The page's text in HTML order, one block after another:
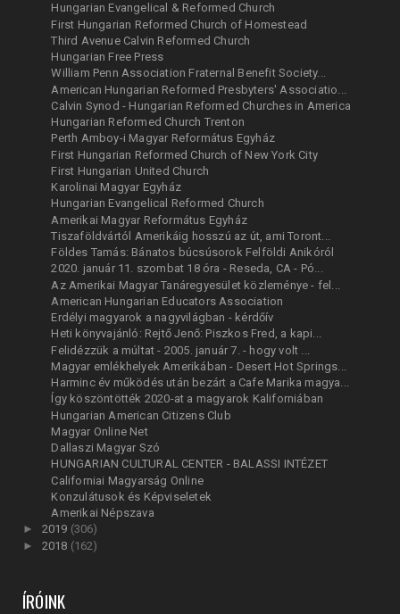
Hungarian Evangelical & Reformed Church
First Hungarian Reformed Church of Homestead
Third Avenue Calvin Reformed Church
Hungarian Free Press
William Penn Association Fraternal Benefit Society...
American Hungarian Reformed Presbyters' Associatio...
Calvin Synod - Hungarian Reformed Churches in America
Hungarian Reformed Church Trenton
Perth Amboy-i Magyar Református Egyház
First Hungarian Reformed Church of New York City
First Hungarian United Church
Karolinai Magyar Egyház
Hungarian Evangelical Reformed Church
Amerikai Magyar Református Egyház
Tiszaföldvártól Amerikáig hosszú az út, ami Toront...
Földes Tamás: Bánatos búcsúsorok Felföldi Anikóról
2020. január 11. szombat 18 óra - Reseda, CA - Pó...
Az Amerikai Magyar Tanáregyesület közleménye - fel...
American Hungarian Educators Association
Erdélyi magyarok a nagyvilágban - kérdőív
Heti könyvajánló: Rejtő Jenő: Piszkos Fred, a kapi...
Felidézzük a múltat - 2005. január 7. - hogy volt ...
Magyar emlékhelyek Amerikában - Desert Hot Springs...
Harminc év működés után bezárt a Cafe Marika magya...
Így köszöntötték 2020-at a magyarok Kaliforniában
Hungarian American Citizens Club
Magyar Online Net
Dallaszi Magyar Szó
HUNGARIAN CULTURAL CENTER - BALASSI INTÉZET
Californiai Magyarság Online
Konzulátusok és Képviseletek
Amerikai Népszava
► 2019 (306)
► 2018 (162)
ÍRÓINK